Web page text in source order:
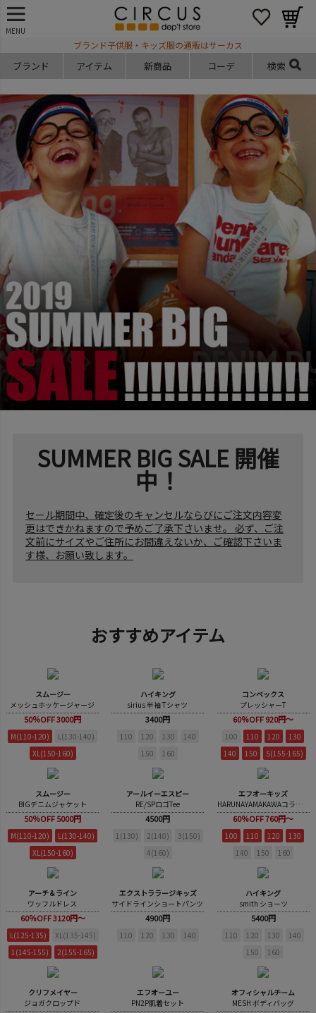
MENU
ブランド子供服・キッズ服の通販はサーカス
ブランド アイテム 新商品 コーデ 検索
SUMMER BIG SALE 開催
中！
セール期間中、確定後のキャンセルならびにご注文内容変
更はできかねますので予めご了承下さいませ。 必ず、ご注
文前にサイズやご住所にお間違えないか、ご確認下さいま
す様、お願い致します。
おすすめアイテム
スムージー
メッシュホッケージャージ
50％OFF 3000円
M(110-120)
L(130-140)
XL(150-160)
ハイキング
sirius 半袖 Tシャツ
3400円
110 120 130
140
150
160
コンベックス
プレッシャーT
60％OFF 920円～
100 110 120
130
140
150 S(155-165)
スムージー
BIGデニムジャケット
50％OFF 5000円
M(110-120)
L(130-140)
XL(150-160)
アールイーエスピー
RE/SPロゴTee
4500円
1(130) 2(140)
3(150)
4(160)
エフオーキッズ
HARUNAYAMAKAWAコラボTシャツ
60％OFF 760円～
100 110 120
130
140
150 160
アーチ＆ライン
ワッフルドレス
60％OFF 3120円～
L(125-135)
XL(135-145)
1(145-155)
2(155-165)
エクストララージキッズ
サイドラインショートパンツ
4900円
110 120 130 140
ハイキング
smith ショーツ
5400円
110 120 130
140
150
160
クリフメイヤー
ジョガクロップド
エフオーユー
PN2P肌着セット
オフィシャルチーム
MESH ボディバッグ